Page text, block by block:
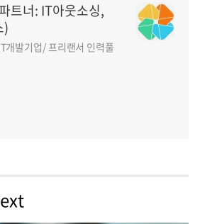
트너: IT아웃소싱,
)
발기업/ 프리랜서 인력풀